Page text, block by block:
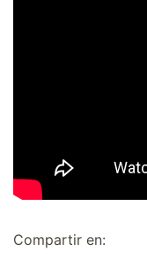
Compartir en: